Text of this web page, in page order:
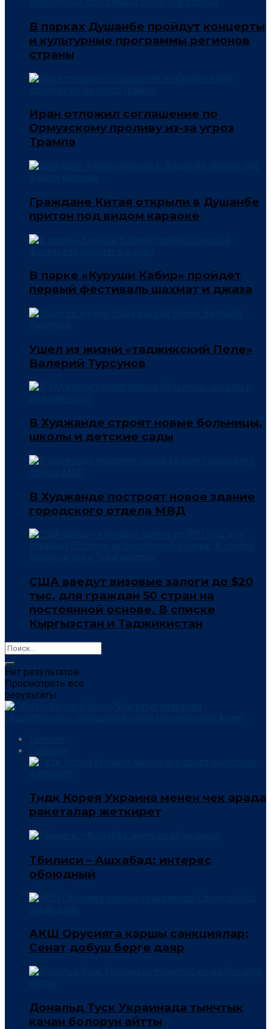
В парках Душанбе пройдут концерты
и культурные программы регионов
страны
Иран отложил соглашение по
Ормузскому проливу из-за угроз
Трампа
Граждане Китая открыли в Душанбе
притон под видом караоке
В парке «Куруши Кабир» пройдет
первый фестиваль шахмат и джаза
Ушел из жизни «таджикский Пеле»
Валерий Турсунов
В Худжанде строят новые больницы,
школы и детские сады
В Худжанде построят новое здание
городского отдела МВД
США введут визовые залоги до $20
тыс. для граждан 50 стран на
постоянной основе. В списке
Кыргызстан и Таджикистан
Нет результатов
Просмотреть все
результаты
Түндүк Корея Украина менен чек арада
ракеталар жеткирет
Тбилиси – Ашхабад: интерес
обоюдный
АКШ Орусияга каршы санкциялар:
Сенат добуш берүүгө даяр
Дональд Туск Украинада тынчтык
качан болорун айтты